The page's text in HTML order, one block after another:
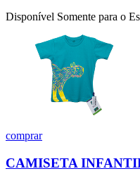
Disponível Somente para o
comprar
CAMISETA